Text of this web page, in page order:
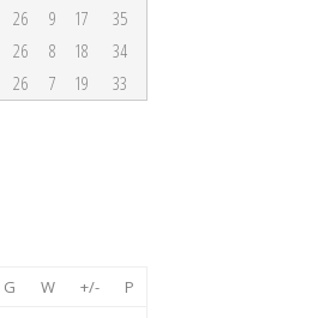
26 9 17
35
26 8 18
34
26 7 19 33
G W +/-
P